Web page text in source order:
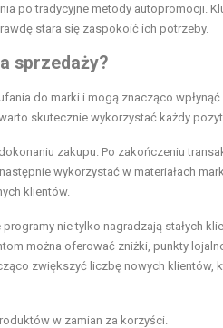
po tradycyjne metody autopromocji.
stara się zaspokoić ich potrzeby.
sprzedaży?
do marki i mogą znacząco
skutecznie wykorzystać każdy
zakupu. Po zakończeniu
wykorzystać w materiałach
klientów.
nie tylko nagradzają stałych
można oferować zniżki, punkty
zwiększyć liczbę nowych klientów,
w zamian za korzyści.